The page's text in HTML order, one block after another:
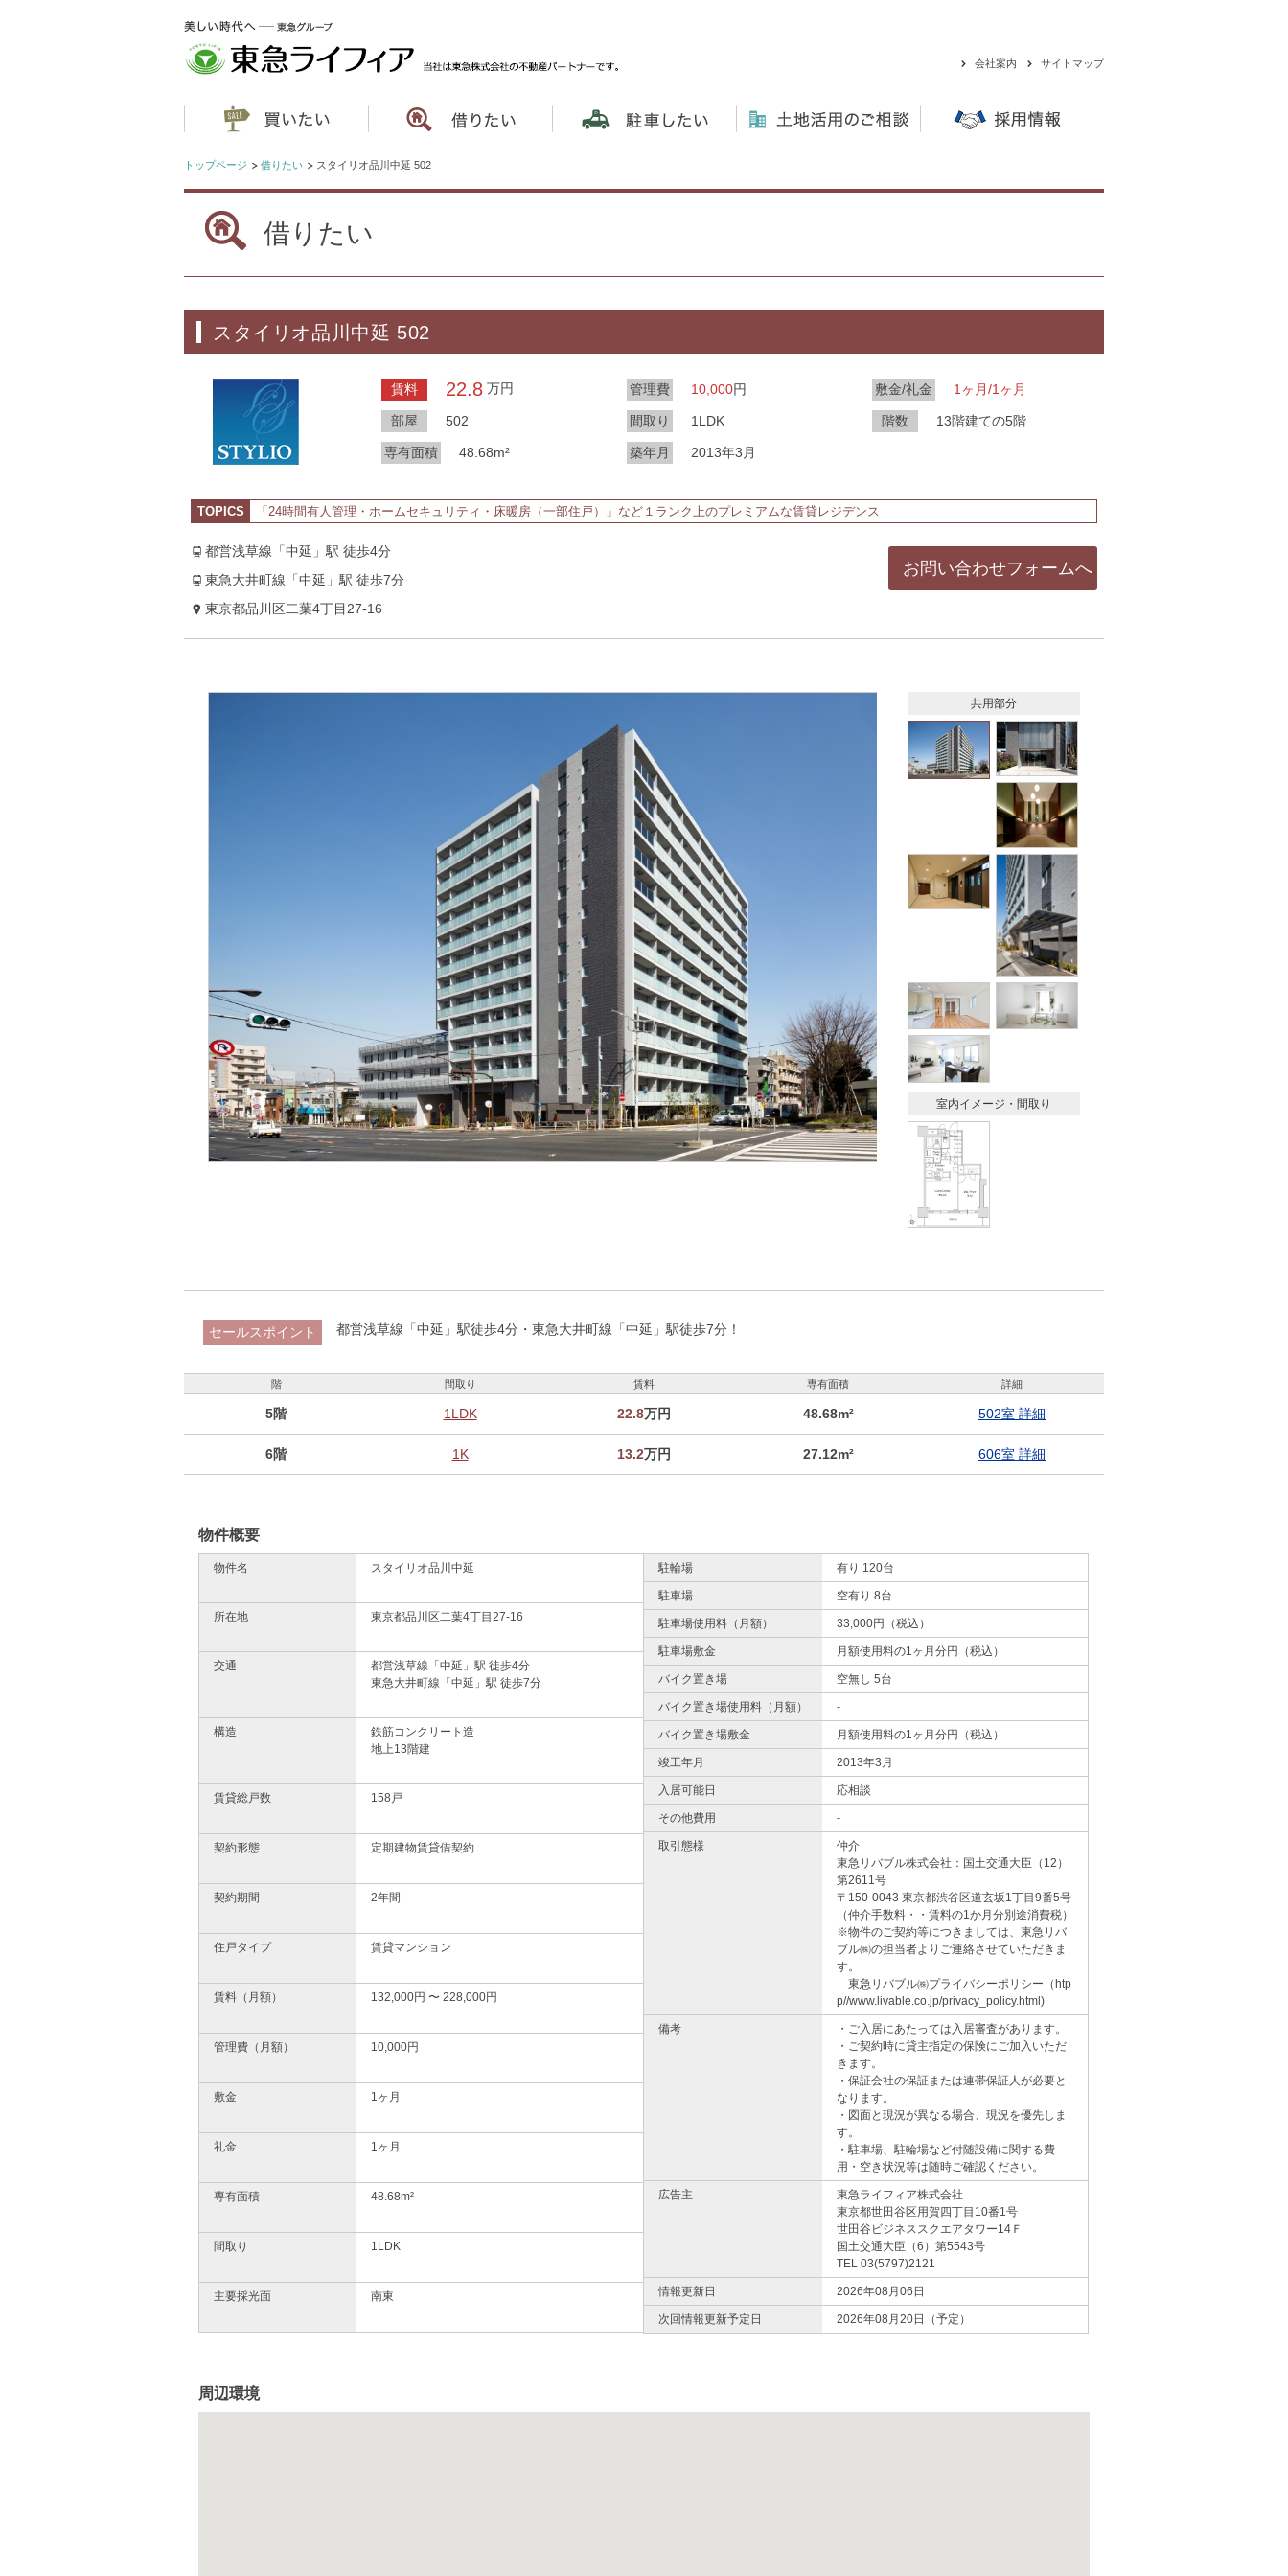
会社案内 サイトマップ
トップページ 借りたい スタイリオ品川中延 502
借りたい
スタイリオ品川中延 502
賃料 22.8 万円 管理費 10,000円 敷金/礼金 1ヶ月/1ヶ月
部屋 502 間取り 1LDK 階数 13階建ての5階
専有面積 48.68m² 築年月 2013年3月
TOPICS 「24時間有人管理・ホームセキュリティ・床暖房（一部住戸）」など１ランク上のプレミアムな賃貸レジデンス
都営浅草線「中延」駅 徒歩4分
東急大井町線「中延」駅 徒歩7分
東京都品川区二葉4丁目27-16
お問い合わせフォームへ
共用部分
室内イメージ・間取り
セールスポイント 都営浅草線「中延」駅徒歩4分・東急大井町線「中延」駅徒歩7分！
階 間取り 賃料 専有面積 詳細
5階 1LDK 22.8万円 48.68m² 502室 詳細
6階 1K 13.2万円 27.12m² 606室 詳細
物件概要
物件名 スタイリオ品川中延
所在地 東京都品川区二葉4丁目27-16
交通
都営浅草線「中延」駅 徒歩4分
東急大井町線「中延」駅 徒歩7分
構造
鉄筋コンクリート造
地上13階建
賃貸総戸数 158戸
契約形態 定期建物賃貸借契約
契約期間 2年間
住戸タイプ 賃貸マンション
賃料（月額） 132,000円 〜 228,000円
管理費（月額） 10,000円
敷金 1ヶ月
礼金 1ヶ月
専有面積 48.68m²
間取り 1LDK
主要採光面 南東
駐輪場 有り 120台
駐車場 空有り 8台
駐車場使用料（月額） 33,000円（税込）
駐車場敷金 月額使用料の1ヶ月分円（税込）
バイク置き場 空無し 5台
バイク置き場使用料（月額） -
バイク置き場敷金 月額使用料の1ヶ月分円（税込）
竣工年月 2013年3月
入居可能日 応相談
その他費用 -
取引態様
仲介
東急リバブル株式会社：国土交通大臣（12）
第2611号
〒150-0043 東京都渋谷区道玄坂1丁目9番5号
（仲介手数料・・賃料の1か月分別途消費税）
※物件のご契約等につきましては、東急リバ
ブル㈱の担当者よりご連絡させていただきま
す。
東急リバブル㈱プライバシーポリシー（htp
p//www.livable.co.jp/privacy_policy.html)
備考
・ご入居にあたっては入居審査があります。
・ご契約時に貸主指定の保険にご加入いただ
きます。
・保証会社の保証または連帯保証人が必要と
なります。
・図面と現況が異なる場合、現況を優先しま
す。
・駐車場、駐輪場など付随設備に関する費
用・空き状況等は随時ご確認ください。
広告主
東急ライフィア株式会社
東京都世田谷区用賀四丁目10番1号
世田谷ビジネススクエアタワー14Ｆ
国土交通大臣（6）第5543号
TEL 03(5797)2121
情報更新日 2026年08月06日
次回情報更新予定日 2026年08月20日（予定）
周辺環境